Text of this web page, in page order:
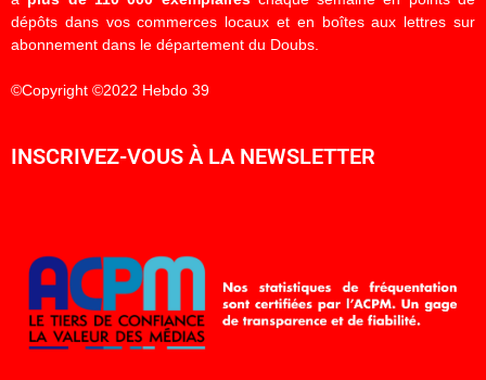
dépôts dans vos commerces locaux et en boîtes aux lettres sur
abonnement dans le département du Doubs.
©Copyright ©2022 Hebdo 39
INSCRIVEZ-VOUS À LA NEWSLETTER